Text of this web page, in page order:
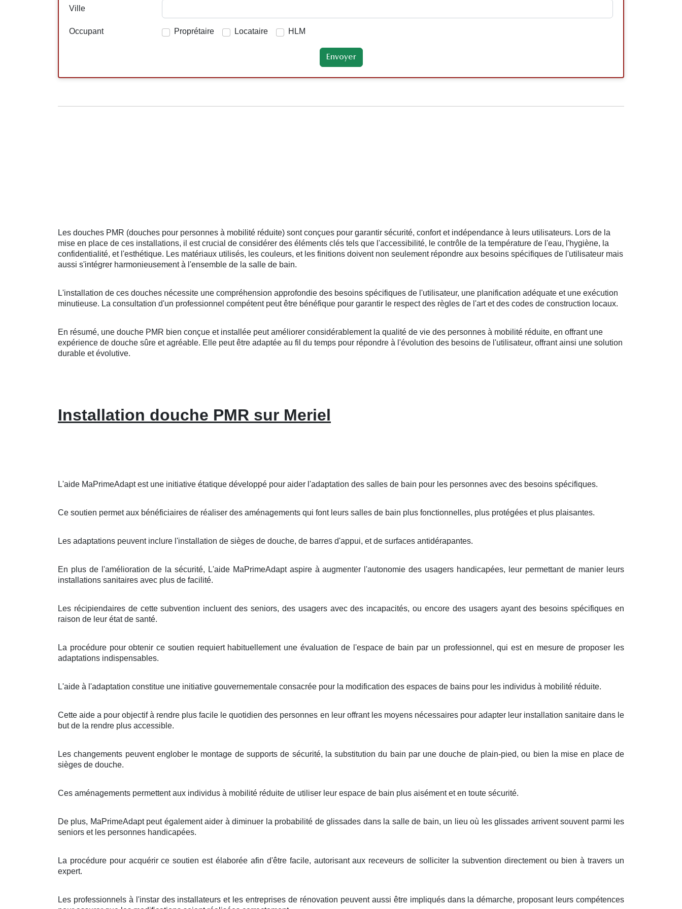
Ville
Occupant Proprétaire Locataire HLM
Les douches PMR (douches pour personnes à mobilité réduite) sont conçues pour garantir sécurité, confort et indépendance à leurs utilisateurs. Lors de la
mise en place de ces installations, il est crucial de considérer des éléments clés tels que l'accessibilité, le contrôle de la température de l'eau, l'hygiène, la
confidentialité, et l'esthétique. Les matériaux utilisés, les couleurs, et les finitions doivent non seulement répondre aux besoins spécifiques de l'utilisateur mais
aussi s'intégrer harmonieusement à l'ensemble de la salle de bain.
L'installation de ces douches nécessite une compréhension approfondie des besoins spécifiques de l'utilisateur, une planification adéquate et une exécution
minutieuse. La consultation d'un professionnel compétent peut être bénéfique pour garantir le respect des règles de l'art et des codes de construction locaux.
En résumé, une douche PMR bien conçue et installée peut améliorer considérablement la qualité de vie des personnes à mobilité réduite, en offrant une
expérience de douche sûre et agréable. Elle peut être adaptée au fil du temps pour répondre à l'évolution des besoins de l'utilisateur, offrant ainsi une solution
durable et évolutive.
Installation douche PMR sur Meriel
L'aide MaPrimeAdapt est une initiative étatique développé pour aider l'adaptation des salles de bain pour les personnes avec des besoins spécifiques.
Ce soutien permet aux bénéficiaires de réaliser des aménagements qui font leurs salles de bain plus fonctionnelles, plus protégées et plus plaisantes.
Les adaptations peuvent inclure l'installation de sièges de douche, de barres d'appui, et de surfaces antidérapantes.
En plus de l'amélioration de la sécurité, L'aide MaPrimeAdapt aspire à augmenter l'autonomie des usagers handicapées, leur permettant de manier leurs
installations sanitaires avec plus de facilité.
Les récipiendaires de cette subvention incluent des seniors, des usagers avec des incapacités, ou encore des usagers ayant des besoins spécifiques en
raison de leur état de santé.
La procédure pour obtenir ce soutien requiert habituellement une évaluation de l'espace de bain par un professionnel, qui est en mesure de proposer les
adaptations indispensables.
L'aide à l'adaptation constitue une initiative gouvernementale consacrée pour la modification des espaces de bains pour les individus à mobilité réduite.
Cette aide a pour objectif à rendre plus facile le quotidien des personnes en leur offrant les moyens nécessaires pour adapter leur installation sanitaire dans le
but de la rendre plus accessible.
Les changements peuvent englober le montage de supports de sécurité, la substitution du bain par une douche de plain-pied, ou bien la mise en place de
sièges de douche.
Ces aménagements permettent aux individus à mobilité réduite de utiliser leur espace de bain plus aisément et en toute sécurité.
De plus, MaPrimeAdapt peut également aider à diminuer la probabilité de glissades dans la salle de bain, un lieu où les glissades arrivent souvent parmi les
seniors et les personnes handicapées.
La procédure pour acquérir ce soutien est élaborée afin d'être facile, autorisant aux receveurs de solliciter la subvention directement ou bien à travers un
expert.
Les professionnels à l'instar des installateurs et les entreprises de rénovation peuvent aussi être impliqués dans la démarche, proposant leurs compétences